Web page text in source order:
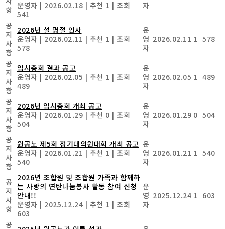
항 운영자 | 2026.02.18 | 추천 1 | 조회
541
자
공
지
사
항
2026년 설 명절 인사
운영자 | 2026.02.11 | 추천 1 | 조회
578
운
영
자
2026.02.11 1 578
공
지
사
항
임시총회 결과 공고
운영자 | 2026.02.05 | 추천 1 | 조회
489
운
영
자
2026.02.05 1 489
공
지
사
항
2026년 임시총회 개최 공고
운영자 | 2026.01.29 | 추천 0 | 조회
504
운
영
자
2026.01.29 0 504
공
지
사
항
원공노 제5회 정기대의원대회 개최 공고
운영자 | 2026.01.21 | 추천 1 | 조회
540
운
영
자
2026.01.21 1 540
공
지
사
항
2026년 조합원 및 조합원 가족과 함께하
는 사랑의 연탄나눔봉사 활동 참여 신청
안내!!
운영자 | 2025.12.24 | 추천 1 | 조회
603
운
영
자
2025.12.24 1 603
공